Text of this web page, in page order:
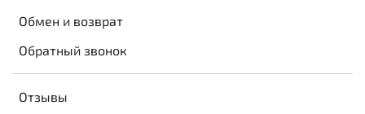
Обмен и возврат
Обратный звонок
Отзывы